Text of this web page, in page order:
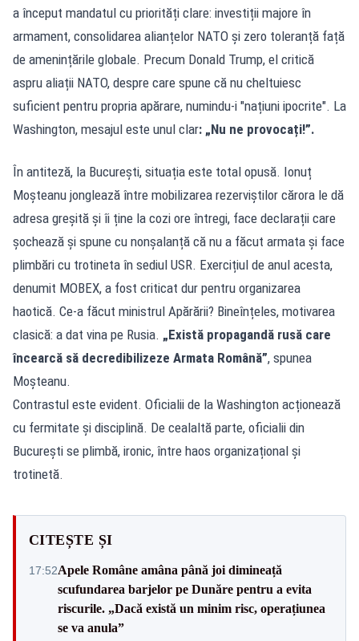
a început mandatul cu priorități clare: investiții majore în
armament, consolidarea alianțelor NATO și zero toleranță față
de amenințările globale. Precum Donald Trump, el critică
aspru aliații NATO, despre care spune că nu cheltuiesc
suficient pentru propria apărare, numindu-i "națiuni ipocrite". La
Washington, mesajul este unul clar: „Nu ne provocați!”.
În antiteză, la București, situația este total opusă. Ionuț
Moșteanu jonglează între mobilizarea rezerviștilor cărora le dă
adresa greșită și îi ține la cozi ore întregi, face declarații care
șochează și spune cu nonșalanță că nu a făcut armata și face
plimbări cu trotineta în sediul USR. Exercițiul de anul acesta,
denumit MOBEX, a fost criticat dur pentru organizarea
haotică. Ce-a făcut ministrul Apărării? Bineînțeles, motivarea
clasică: a dat vina pe Rusia. „Există propagandă rusă care
încearcă să decredibilizeze Armata Română”, spunea
Moșteanu.
Contrastul este evident. Oficialii de la Washington acționează
cu fermitate și disciplină. De cealaltă parte, oficialii din
București se plimbă, ironic, între haos organizațional și
trotinetă.
CITEȘTE ȘI
17:52Apele Române amâna până joi dimineață
scufundarea barjelor pe Dunăre pentru a evita
riscurile. „Dacă există un minim risc, operațiunea
se va anula”